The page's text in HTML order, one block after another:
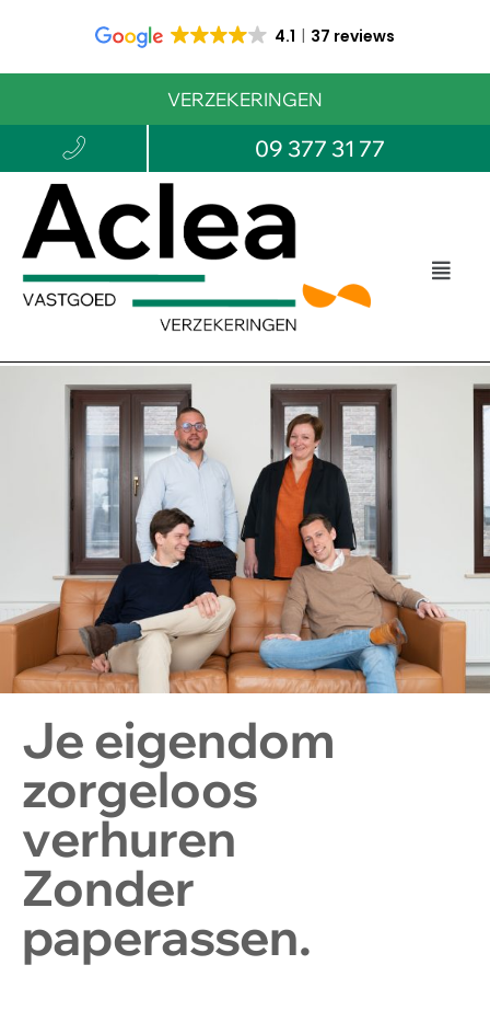
4.1 37 reviews
VERZEKERINGEN
09 377 31 77
Je eigendom
zorgeloos
verhuren
Zonder
paperassen.